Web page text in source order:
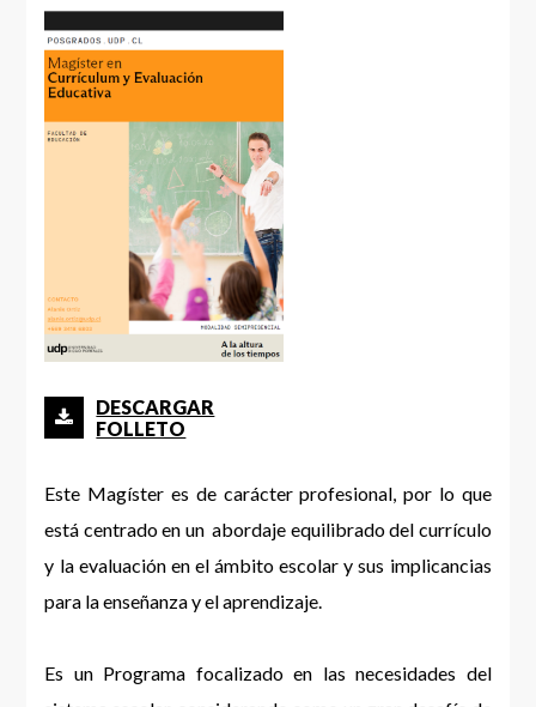
DESCARGAR
FOLLETO
Este Magíster es de carácter profesional, por lo que
está centrado en un abordaje equilibrado del currículo
y la evaluación en el ámbito escolar y sus implicancias
para la enseñanza y el aprendizaje.
Es un Programa focalizado en las necesidades del